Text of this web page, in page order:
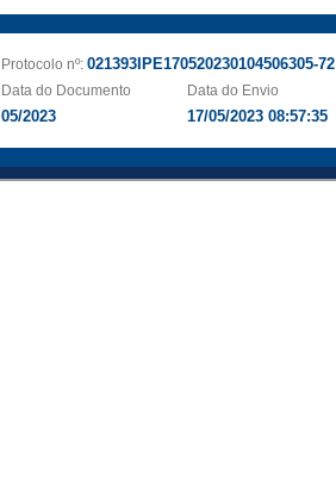
Protocolo nº: 021393IPE170520230104506305-72
Data do Documento
05/2023
Data do Envio
17/05/2023 08:57:35